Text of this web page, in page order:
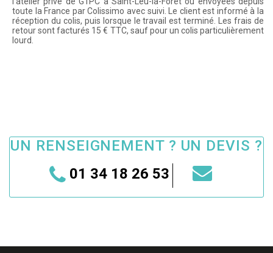
toute la France par Colissimo avec suivi. Le client est informé à la
réception du colis, puis lorsque le travail est terminé. Les frais de
retour sont facturés 15 € TTC, sauf pour un colis particulièrement
lourd.
UN RENSEIGNEMENT ? UN DEVIS ?
01 34 18 26 53